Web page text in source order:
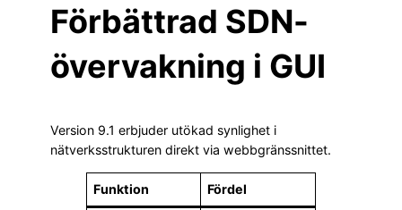
Förbättrad SDN-
övervakning i GUI
Version 9.1 erbjuder utökad synlighet i
nätverksstrukturen direkt via webbgränssnittet.
Funktion Fördel